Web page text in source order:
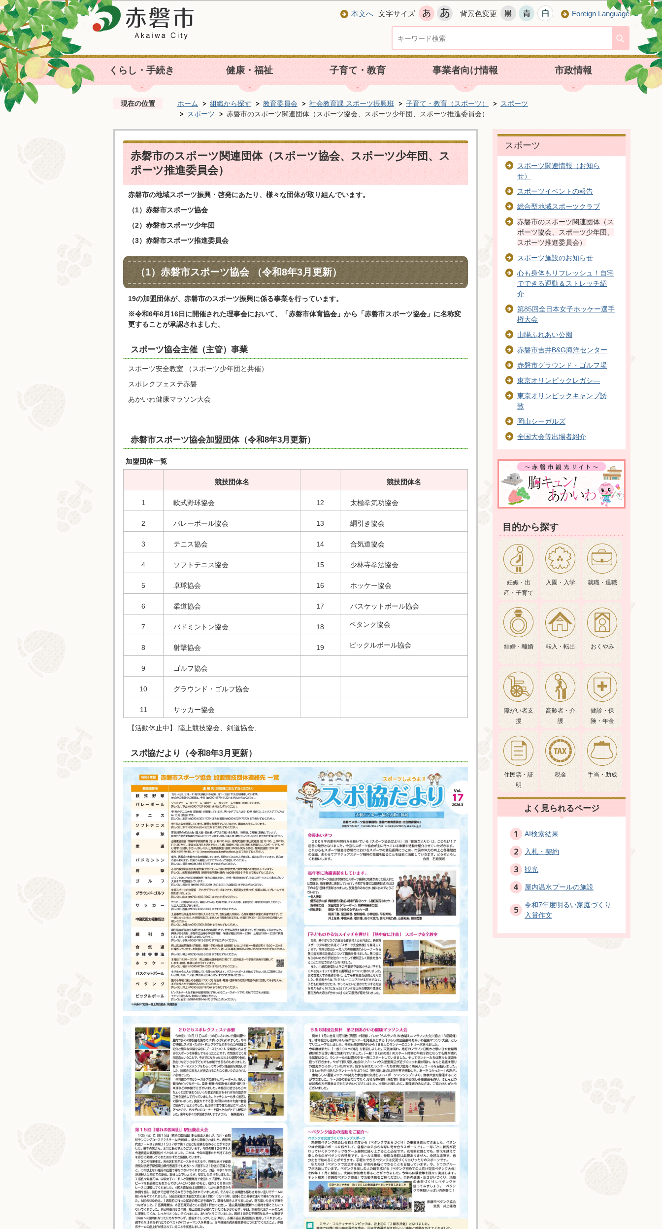
本文へ 文字サイズ 背景色変更 Foreign Language
くらし・手続き 健康・福祉 子育て・教育 事業者向け情報 市政情報
現在の位置 ホーム 組織から探す 教育委員会 社会教育課 スポーツ振興班 子育て・教育（スポーツ）
スポーツ
スポーツ
赤磐市のスポーツ関連団体（スポーツ協会、スポーツ少年団、スポーツ推進委員会）
赤磐市のスポーツ関連団体（スポーツ協会、スポーツ少年団、ス
ポーツ推進委員会）
赤磐市の地域スポーツ振興・啓発にあたり、様々な団体が取り組んでいます。
（1）赤磐市スポーツ協会
（2）赤磐市スポーツ少年団
（3）赤磐市スポーツ推進委員会
（1）赤磐市スポーツ協会 （令和8年3月更新）
19の加盟団体が、赤磐市のスポーツ振興に係る事業を行っています。
※令和6年6月16日に開催された理事会において、「赤磐市体育協会」から「赤磐市スポーツ協会」に名称変
更することが承認されました。
スポーツ協会主催（主管）事業
スポーツ安全教室 （スポーツ少年団と共催）
スポレクフェステ赤磐
あかいわ健康マラソン大会
赤磐市スポーツ協会加盟団体（令和8年3月更新）
加盟団体一覧
競技団体名 競技団体名
1 軟式野球協会 12 太極拳気功協会
2 バレーボール協会 13 綱引き協会
3 テニス協会 14 合気道協会
4 ソフトテニス協会 15 少林寺拳法協会
5 卓球協会 16 ホッケー協会
6 柔道協会 17 バスケットボール協会
7 バドミントン協会 18 ペタンク協会
8 射撃協会 19 ピックルボール協会
9 ゴルフ協会
10 グラウンド・ゴルフ協会
11 サッカー協会
【活動休止中】 陸上競技協会、剣道協会、
スポ協だより（令和8年3月更新）
スポーツ
スポーツ関連情報（お知ら
せ）
スポーツイベントの報告
総合型地域スポーツクラブ
赤磐市のスポーツ関連団体（ス
ポーツ協会、スポーツ少年団、
スポーツ推進委員会）
スポーツ施設のお知らせ
心も身体もリフレッシュ！自宅
でできる運動＆ストレッチ紹
介
第85回全日本女子ホッケー選手
権大会
山陽ふれあい公園
赤磐市吉井B&G海洋センター
赤磐市グラウンド・ゴルフ場
東京オリンピックレガシ―
東京オリンピックキャンプ誘
致
岡山シーガルズ
全国大会等出場者紹介
目的から探す
妊娠・出
産・子育て
入園・入学 就職・退職
結婚・離婚 転入・転出 おくやみ
障がい者支
援
高齢者・介
護
健診・保
険・年金
住民票・証
明
税金 手当・助成
よく見られるページ
AI検索結果
入札・契約
観光
屋内温水プールの施設
令和7年度明るい家庭づくり
入賞作文